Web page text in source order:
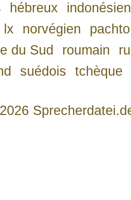
hébreux
indonésien
lx norvégien
pachto
du Sud
roumain
suédois tchèque